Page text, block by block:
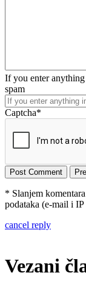
If you enter
spam
Captcha*
* Slanjem
podataka (e-mail i IP
cancel reply
Vezani